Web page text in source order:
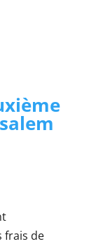
frais de